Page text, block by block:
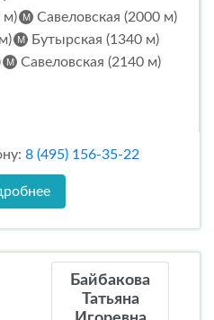
м)
Савеловская (2000 м)
Бутырская (1340 м)
Савеловская (2140 м)
8 (495) 156-35-22
Байбакова
Татьяна